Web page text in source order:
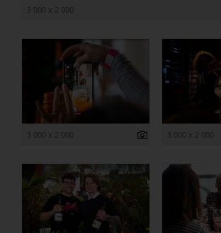
3 000 x 2 000
3 000 x 2 000 3 000 x 2 000